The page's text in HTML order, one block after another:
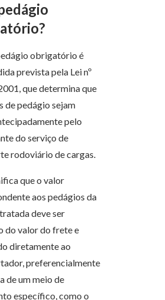
obrigatório é
prevista pela Lei nº
que determina que
de pedágio sejam
pelo
do serviço de
rodoviário de cargas.
que o valor
aos pedágios da
deve ser
do valor do frete e
diretamente ao
preferencialmente
de um meio de
específico, como o